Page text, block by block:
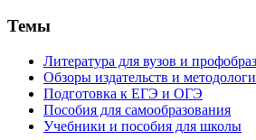
Темы
Литература для вузов и
Обзоры издательств и
Подготовка к ЕГЭ и ОГЭ
Пособия для самообразования
Учебники и пособия для школы